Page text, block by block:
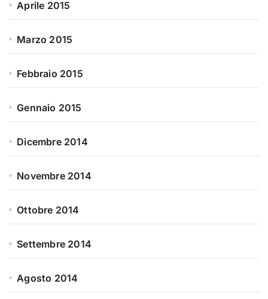
Aprile 2015
Marzo 2015
Febbraio 2015
Gennaio 2015
Dicembre 2014
Novembre 2014
Ottobre 2014
Settembre 2014
Agosto 2014